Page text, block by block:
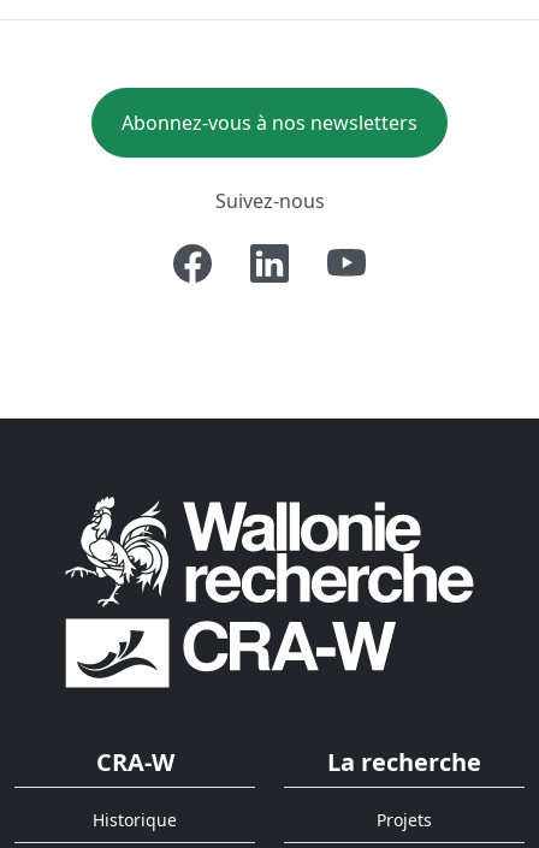
Abonnez-vous à nos newsletters
Suivez-nous
CRA-W
Historique
La recherche
Projets